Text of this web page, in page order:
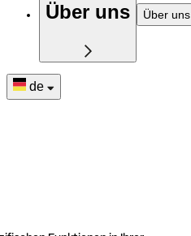
Über uns Über uns
de